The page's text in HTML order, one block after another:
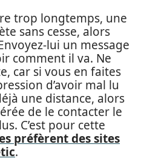
trop longtemps, une
sans cesse, alors
lui un message
comment il va. Ne
car si vous en faites
d’avoir mal lu
une distance, alors
de le contacter le
C’est pour cette
préfèrent des sites
.